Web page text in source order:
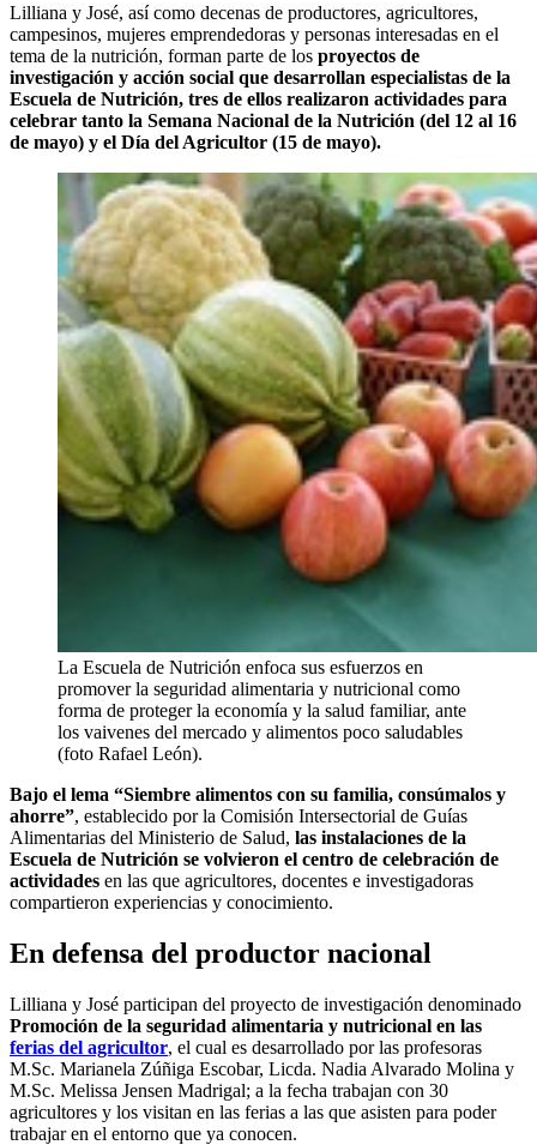
Lilliana y José, así como decenas de productores, agricultores,
campesinos, mujeres emprendedoras y personas interesadas en el
tema de la nutrición, forman parte de los proyectos de
investigación y acción social que desarrollan especialistas de la
Escuela de Nutrición, tres de ellos realizaron actividades para
celebrar tanto la Semana Nacional de la Nutrición (del 12 al 16
de mayo) y el Día del Agricultor (15 de mayo).
La Escuela de Nutrición enfoca sus esfuerzos en
promover la seguridad alimentaria y nutricional como
forma de proteger la economía y la salud familiar, ante
los vaivenes del mercado y alimentos poco saludables
(foto Rafael León).
Bajo el lema “Siembre alimentos con su familia, consúmalos y
ahorre”, establecido por la Comisión Intersectorial de Guías
Alimentarias del Ministerio de Salud, las instalaciones de la
Escuela de Nutrición se volvieron el centro de celebración de
actividades en las que agricultores, docentes e investigadoras
compartieron experiencias y conocimiento.
En defensa del productor nacional
Lilliana y José participan del proyecto de investigación denominado
Promoción de la seguridad alimentaria y nutricional en las
ferias del agricultor, el cual es desarrollado por las profesoras
M.Sc. Marianela Zúñiga Escobar, Licda. Nadia Alvarado Molina y
M.Sc. Melissa Jensen Madrigal; a la fecha trabajan con 30
agricultores y los visitan en las ferias a las que asisten para poder
trabajar en el entorno que ya conocen.